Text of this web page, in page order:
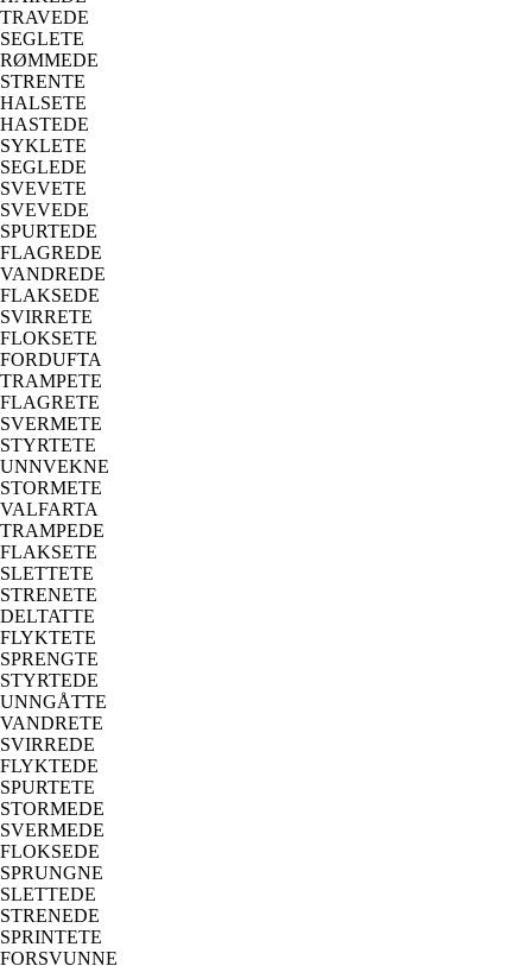
TRAVEDE
SEGLETE
RØMMEDE
STRENTE
HALSETE
HASTEDE
SYKLETE
SEGLEDE
SVEVETE
SVEVEDE
SPURTEDE
FLAGREDE
VANDREDE
FLAKSEDE
SVIRRETE
FLOKSETE
FORDUFTA
TRAMPETE
FLAGRETE
SVERMETE
STYRTETE
UNNVEKNE
STORMETE
VALFARTA
TRAMPEDE
FLAKSETE
SLETTETE
STRENETE
DELTATTE
FLYKTETE
SPRENGTE
STYRTEDE
UNNGÅTTE
VANDRETE
SVIRREDE
FLYKTEDE
SPURTETE
STORMEDE
SVERMEDE
FLOKSEDE
SPRUNGNE
SLETTEDE
STRENEDE
SPRINTETE
FORSVUNNE